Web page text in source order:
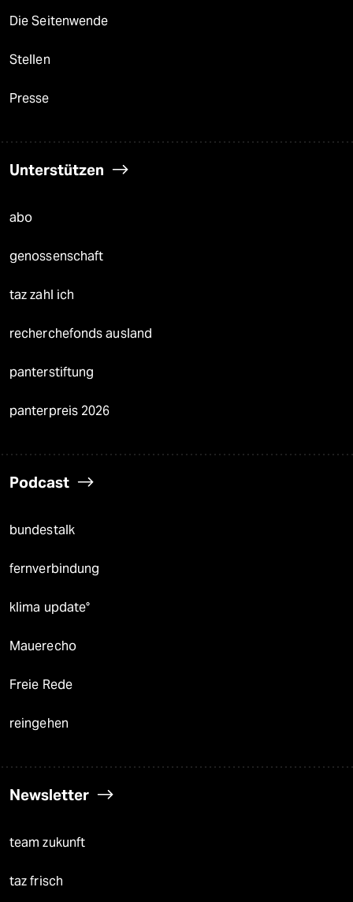
Die Seitenwende
Stellen
Presse
Unterstützen
abo
genossenschaft
taz zahl ich
recherchefonds ausland
panterstiftung
panterpreis 2026
Podcast
bundestalk
fernverbindung
klima update°
Mauerecho
Freie Rede
reingehen
Newsletter
team zukunft
taz frisch